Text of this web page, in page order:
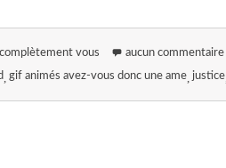
vous aucun commentaire
gif animés avez-vous donc une ame justice